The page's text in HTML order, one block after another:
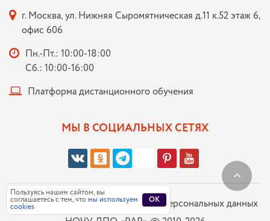
МЫ В СОЦИАЛЬНЫХ СЕТЯХ
г. Москва, ул. Нижняя Сыромятническая д.11 к.52 этаж 6,
офис 606
Пн.-Пт.: 10:00-18:00
Сб.: 10:00-16:00
Платформа дистанционного обучения
Политика в отношении обработки персональных данных
Пользуясь нашим сайтом, вы
соглашаетесь с тем, чтомы используем
cookies
OK